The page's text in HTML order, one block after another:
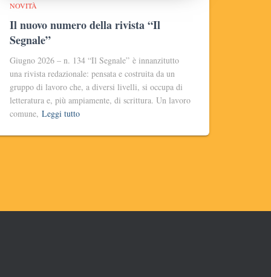
NOVITÀ
Il nuovo numero della rivista “Il
Segnale”
Giugno 2026 – n. 134 “Il Segnale” è innanzitutto
una rivista redazionale: pensata e costruita da un
gruppo di lavoro che, a diversi livelli, si occupa di
letteratura e, più ampiamente, di scrittura. Un lavoro
comune, Leggi tutto